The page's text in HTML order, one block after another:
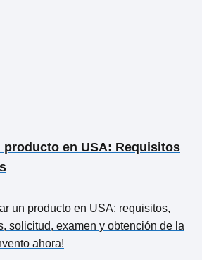
producto en USA: Requisitos
un producto en USA: requisitos,
solicitud, examen y obtención de la
ahora!